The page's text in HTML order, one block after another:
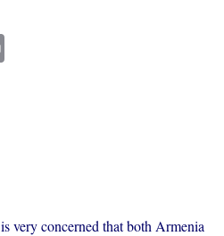
very concerned that both Armenia